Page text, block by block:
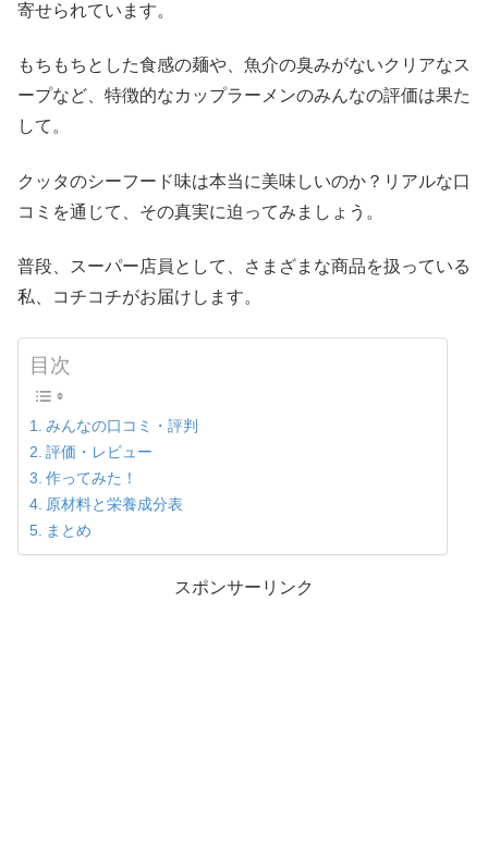
寄せられています。
もちもちとした食感の麺や、魚介の臭みがないクリアなス
ープなど、特徴的なカップラーメンのみんなの評価は果た
して。
クッタのシーフード味は本当に美味しいのか？リアルな口
コミを通じて、その真実に迫ってみましょう。
普段、スーパー店員として、さまざまな商品を扱っている
私、コチコチがお届けします。
目次
みんなの口コミ・評判
評価・レビュー
作ってみた！
原材料と栄養成分表
まとめ
スポンサーリンク